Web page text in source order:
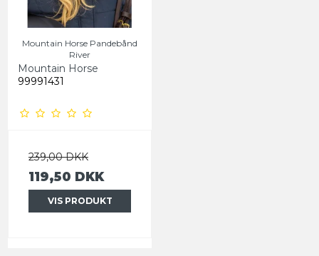
Mountain Horse Pandebånd
River
Mountain Horse
99991431
239,00 DKK
119,50 DKK
VIS PRODUKT